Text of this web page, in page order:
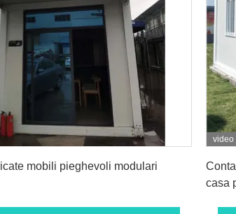
mobili pieghevoli modulari
video
casa